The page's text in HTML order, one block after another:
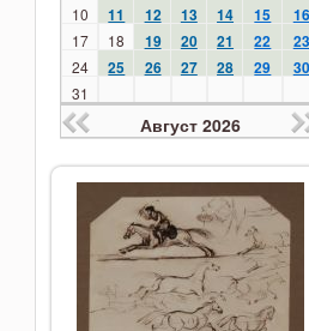
10 11 12 13 14 15 16
17 18 19 20 21 22 23
24 25 26 27 28 29 30
31
Август 2026